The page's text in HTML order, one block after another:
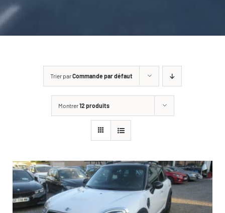
CARROSSERIE / VITRAGE
Trier parCommande par défaut
Montrer12 produits